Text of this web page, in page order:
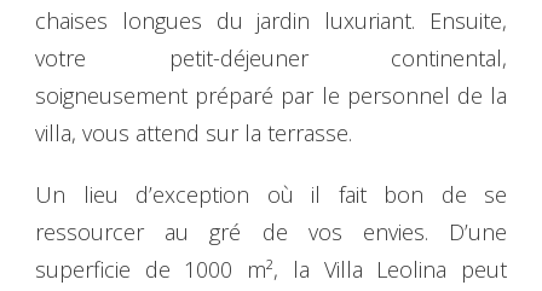
chaises longues du jardin luxuriant. Ensuite,
votre petit-déjeuner continental,
soigneusement préparé par le personnel de la
villa, vous attend sur la terrasse.
Un lieu d’exception où il fait bon de se
ressourcer au gré de vos envies. D’une
superficie de 1000 m², la Villa Leolina peut